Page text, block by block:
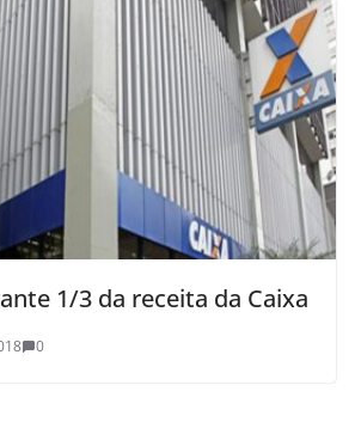
1/3 da receita da Caixa
0